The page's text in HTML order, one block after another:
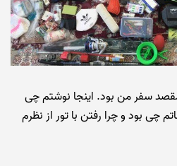
سفر من بود. اینجا نوشتم چی
چی بود و چرا رفتن با تور از نظرم